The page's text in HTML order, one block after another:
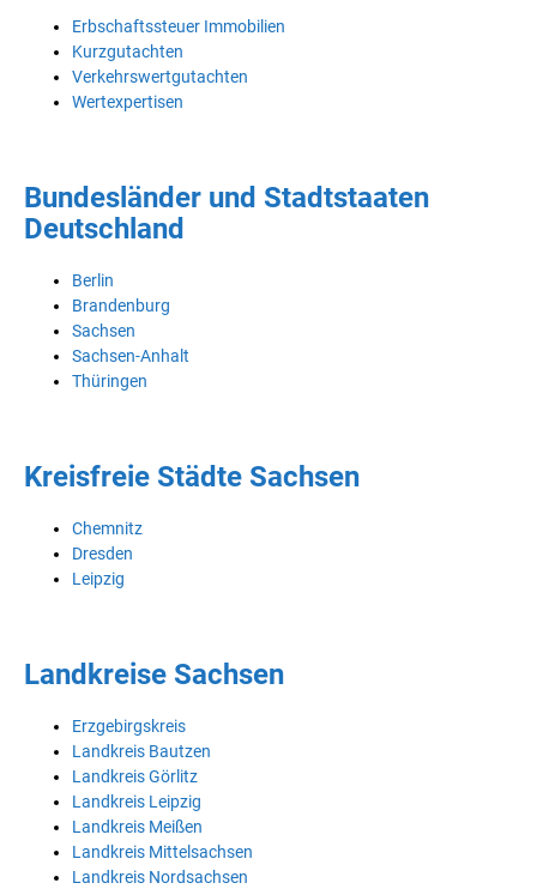
Erbschaftssteuer Immobilien
Kurzgutachten
Verkehrswertgutachten
Wertexpertisen
Bundesländer und Stadtstaaten
Deutschland
Berlin
Brandenburg
Sachsen
Sachsen-Anhalt
Thüringen
Kreisfreie Städte Sachsen
Chemnitz
Dresden
Leipzig
Landkreise Sachsen
Erzgebirgskreis
Landkreis Bautzen
Landkreis Görlitz
Landkreis Leipzig
Landkreis Meißen
Landkreis Mittelsachsen
Landkreis Nordsachsen